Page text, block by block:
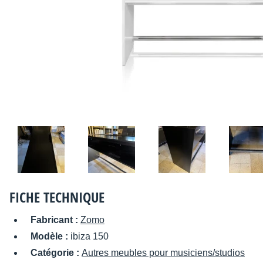
FICHE TECHNIQUE
Fabricant : Zomo
Modèle : ibiza 150
Catégorie : Autres meubles pour musiciens/studios